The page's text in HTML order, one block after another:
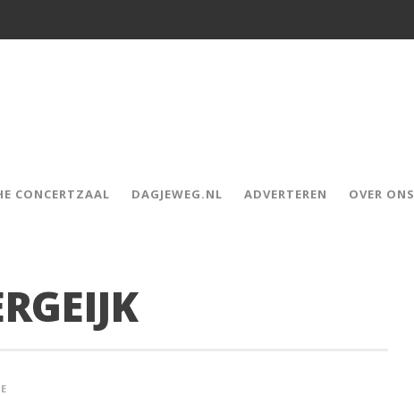
CONCERTZAAL DAGJEWEG.NL ADVERTEREN OVER ONS